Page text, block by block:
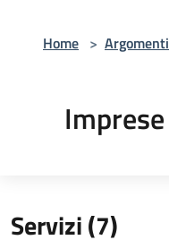
Home > Argomenti
Imprese
Servizi (7)